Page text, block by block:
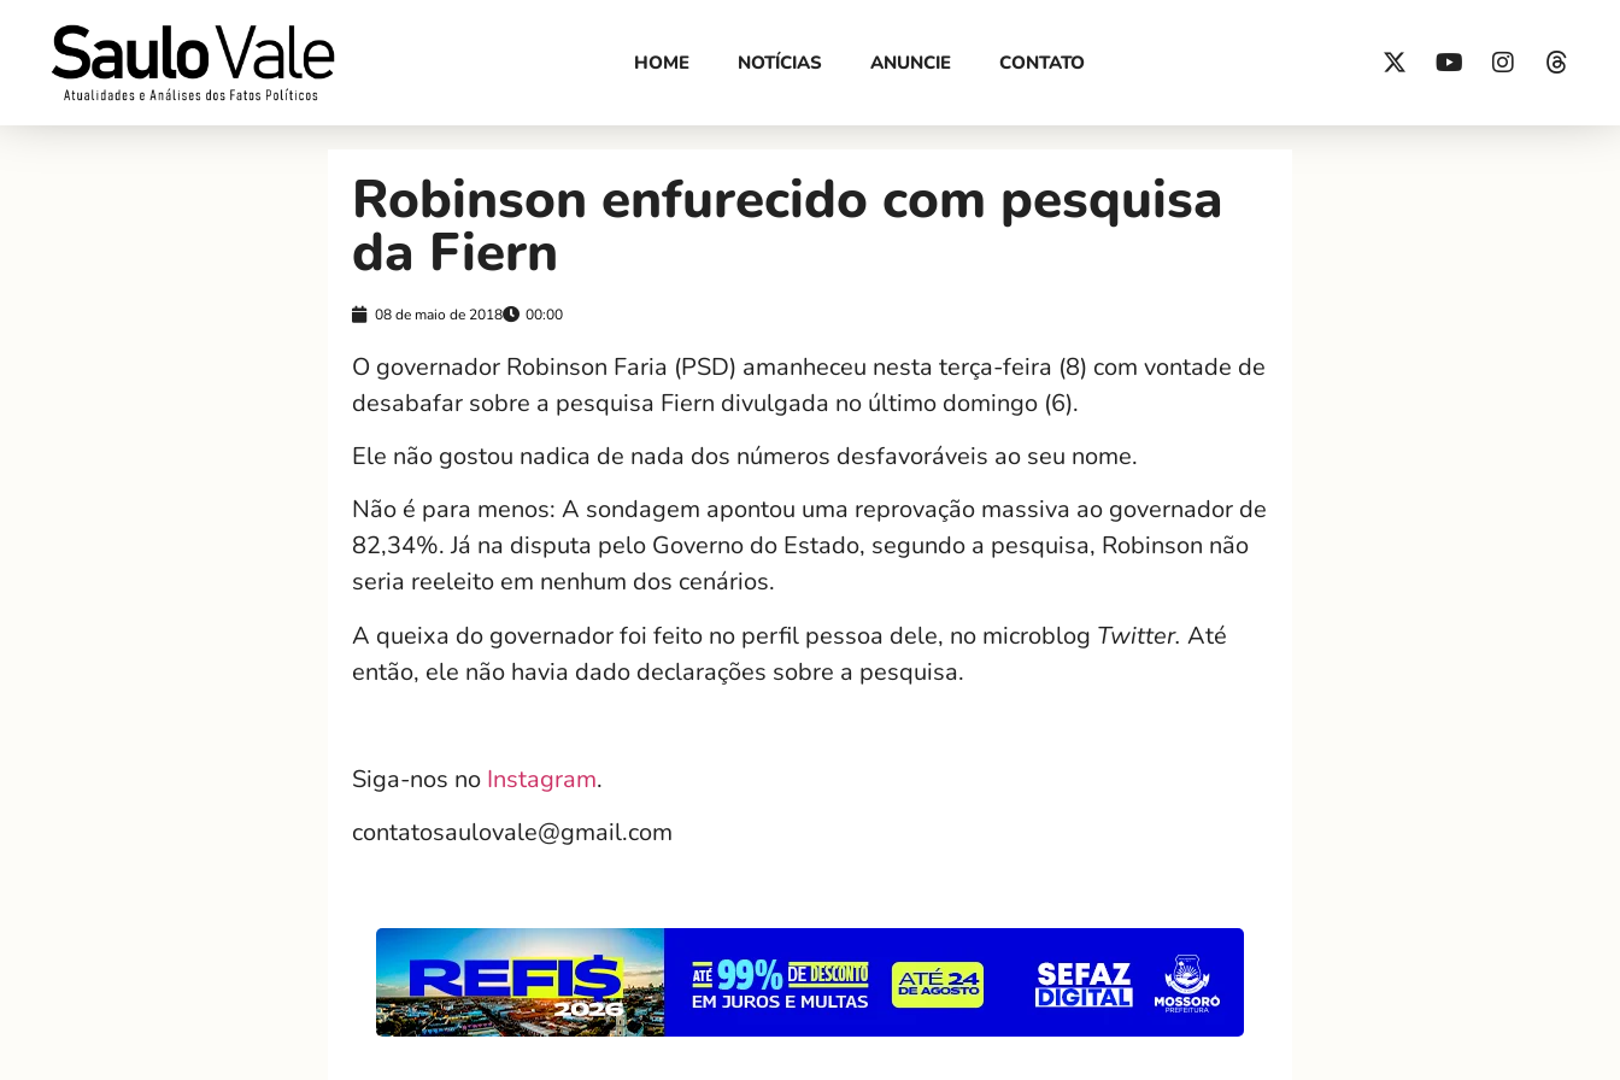
HOME NOTÍCIAS ANUNCIE CONTATO
Robinson enfurecido com pesquisa
da Fiern
08 de maio de 2018 00:00
O governador Robinson Faria (PSD) amanheceu nesta terça-feira (8) com vontade de
desabafar sobre a pesquisa Fiern divulgada no último domingo (6).
Ele não gostou nadica de nada dos números desfavoráveis ao seu nome.
Não é para menos: A sondagem apontou uma reprovação massiva ao governador de
82,34%. Já na disputa pelo Governo do Estado, segundo a pesquisa, Robinson não
seria reeleito em nenhum dos cenários.
A queixa do governador foi feito no perfil pessoa dele, no microblog Twitter. Até
então, ele não havia dado declarações sobre a pesquisa.
Siga-nos no Instagram.
contatosaulovale@gmail.com